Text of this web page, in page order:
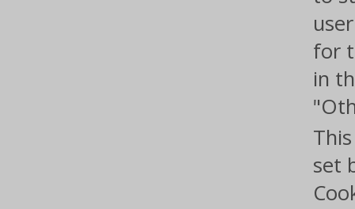
for
in
set